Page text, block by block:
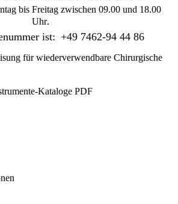
bis Freitag zwischen 09.00 und 18.00
Uhr.
ist: +49 7462-94 44 86
für wiederverwendbare Chirurgische
Kataloge PDF